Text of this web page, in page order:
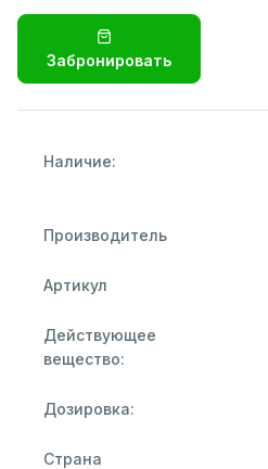
Забронировать
Наличие:
Производитель
Артикул
Действующее
вещество:
Дозировка:
Страна